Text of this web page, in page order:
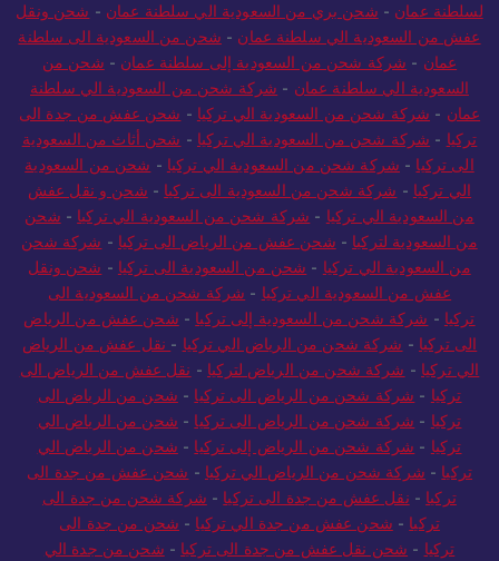
لسلطنة عمان - شحن بري من السعودية الي سلطنة عمان - شحن ونقل
عفش من السعودية الي سلطنة عمان - شحن من السعودية الى سلطنة
عمان - شركة شحن من السعودية إلى سلطنة عمان - شحن من
السعودية الي سلطنة عمان - شركة شحن من السعودية الي سلطنة
عمان - شركة شحن من السعودية الي تركيا - شحن عفش من جدة الى
تركيا - شركة شحن من السعودية الي تركيا - شحن أثاث من السعودية
الى تركيا - شركة شحن من السعودية الي تركيا - شحن من السعودية
الي تركيا - شركة شحن من السعودية الى تركيا - شحن و نقل عفش
من السعودية الي تركيا - شركة شحن من السعودية الي تركيا - شحن
من السعودية لتركيا - شحن عفش من الرياض الى تركيا - شركة شحن
من السعودية الي تركيا - شحن من السعودية الى تركيا - شحن ونقل
عفش من السعودية الي تركيا - شركة شحن من السعودية الى
تركيا - شركة شحن من السعودية إلى تركيا - شحن عفش من الرياض
الى تركيا - شركة شحن من الرياض الي تركيا - نقل عفش من الرياض
الي تركيا - شركة شحن من الرياض لتركيا - نقل عفش من الرياض الى
تركيا - شركة شحن من الرياض الى تركيا - شحن من الرياض الى
تركيا - شركة شحن من الرياض الى تركيا - شحن من الرياض الي
تركيا - شركة شحن من الرياض إلى تركيا - شحن من الرياض الي
تركيا - شركة شحن من الرياض الي تركيا - شحن عفش من جدة الى
تركيا - نقل عفش من جدة الى تركيا - شركة شحن من جدة الى
تركيا - شحن عفش من جدة الي تركيا - شحن من جدة الى
تركيا - شحن نقل عفش من جدة الى تركيا - شحن من جدة الي